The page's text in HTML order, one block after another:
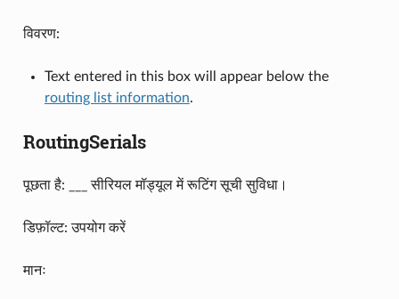
विवरण:
Text entered in this box will appear below the
routing list information.
RoutingSerials
पूछता है: ___ सीरियल मॉड्यूल में रूटिंग सूची सुविधा।
डिफ़ॉल्ट: उपयोग करें
मानः